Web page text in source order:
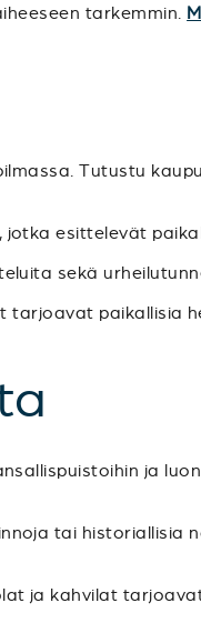
tarkemmin.
Tutustu
esittelevät
sekä
tarjoavat paikallisia
ja
tai historiallisia
ja kahvilat